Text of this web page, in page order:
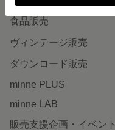
食品販売
ヴィンテージ販売
ダウンロード販売
minne PLUS
minne LAB
販売支援企画・イベント